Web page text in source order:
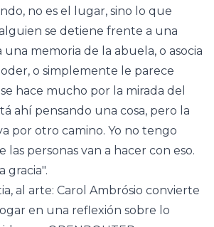
no es el lugar, sino lo que
se detiene frente a una
memoria de la abuela, o asocia
o simplemente le parece
hace mucho por la mirada del
ahí pensando una cosa, pero la
por otro camino. Yo no tengo
personas van a hacer con eso.
gracia".